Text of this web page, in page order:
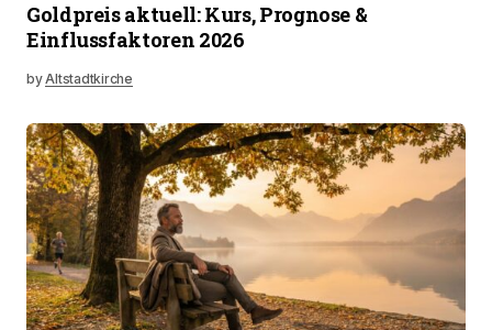
Goldpreis aktuell: Kurs, Prognose &
Einflussfaktoren 2026
byAltstadtkirche